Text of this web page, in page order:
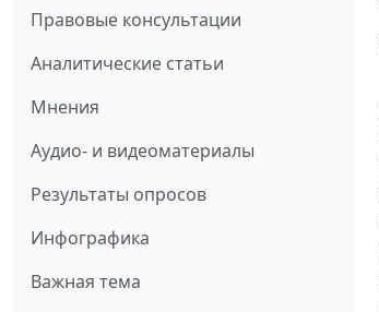
Правовые консультации
Аналитические статьи
Мнения
Аудио- и видеоматериалы
Результаты опросов
Инфографика
Важная тема